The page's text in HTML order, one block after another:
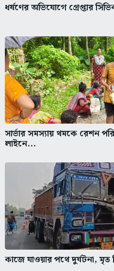
ধর্ষণের অভিযোগে গ্রেপ্তার
সার্ভার সমস্যায় থমকে রেশন
লাইনে...
কাজে যাওয়ার পথে দুর্ঘটনা, মৃত